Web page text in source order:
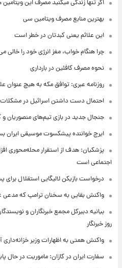
اگر تنها زندگی میکنید مصرف این ویتامین
بهترین منابع مصرف ویتامین سی
این علائم یعنی کبدتان در خطر است
چرا هنگام خواب، مغز انرژی خود را خالی
نحوه مصرف کافئین در بارداری
روزنامه عبری: توافق مکه به هیچ عنوان
احتمال دست داشتن اسرائیل در مشکلات
جنجال جدید در بازی تیم‌های منصوریان
ایرج خواننده پیشکسوت موسیقی ایران
پزشکیان: هدف از استقرار محله‌محوری
اجتماعی است
درخواست بازیکن لالیگایی استقلال
واکنش بقایی به سخنان ترامپ که مدعی
بیانیه دبیرکل مجمع خبرنگاران و
روز خبرنگار
واکنش همتی به اظهارات وزیر خزانه‌داری
سفارت ایران در کازان: ماموریت در حال